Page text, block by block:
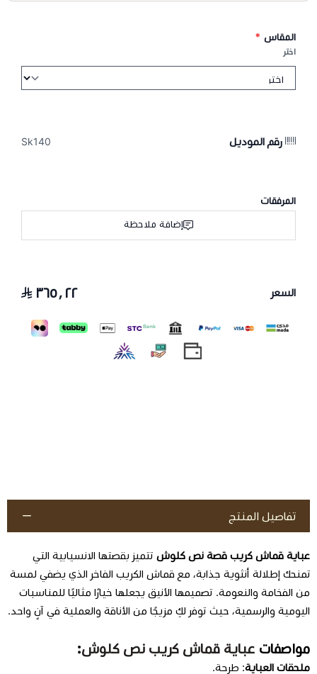
المقاس *
اختر
رقم الموديل Sk140
المرفقات
إضافة ملاحظة
السعر ٣٦٥٫٢٢
تفاصيل المنتج
عباية قماش كريب قصة نص كلوش تتميز بقصتها الانسيابية التي
تمنحك إطلالة أنثوية جذابة، مع قماش الكريب الفاخر الذي يضفي لمسة
من الفخامة والنعومة. تصميمها الأنيق يجعلها خيارًا مثاليًا للمناسبات
اليومية والرسمية، حيث توفر لكِ مزيجًا من الأناقة والعملية في آنٍ واحد.
مواصفات عباية قماش كريب نص كلوش:
ملحقات العباية: طرحة.